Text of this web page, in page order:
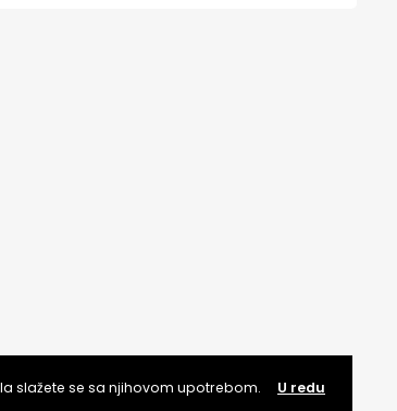
slažete se sa njihovom upotrebom. U redu